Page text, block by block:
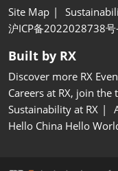
Site Map
沪ICP备2022028738号
Built by RX
Discover more RX
Careers at RX, join the
Sustainability at RX
Hello China Hello